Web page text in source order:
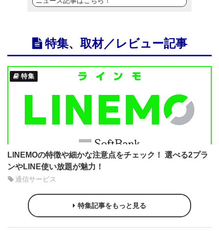
特集、取材／レビュー記事
特集
LINEMOの特徴や細かな注意点をチェック！ 選べる2プラ
ンやLINE使い放題が魅力！
通信サービス
特集記事をもっと見る